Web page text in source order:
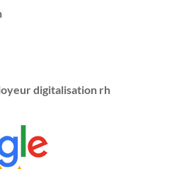
digitalisation rh